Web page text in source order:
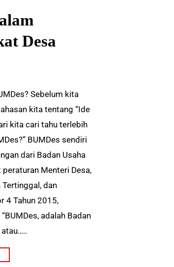
Desa
Sebelum kita
kita tentang “Ide
kita cari tahu terlebih
BUMDes sendiri
dari Badan Usaha
Menteri Desa,
Tertinggal, dan
4 Tahun 2015,
adalah Badan